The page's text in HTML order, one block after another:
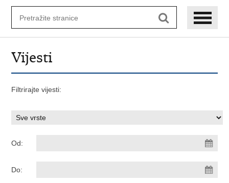
Vijesti
Filtrirajte vijesti:
Od:
Do: